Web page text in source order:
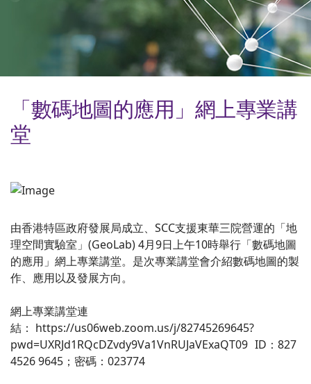
「數碼地圖的應用」網上專業講
堂
由香港特區政府發展局成立、SCC支援東華三院營運的「地
理空間實驗室」(GeoLab) 4月9日上午10時舉行「數碼地圖
的應用」網上專業講堂。是次專業講堂會介紹數碼地圖的製
作、應用以及發展方向。
網上專業講堂連
結： https://us06web.zoom.us/j/82745269645?
pwd=UXRJd1RQcDZvdy9Va1VnRUJaVExaQT09 ID：827
4526 9645；密碼：023774